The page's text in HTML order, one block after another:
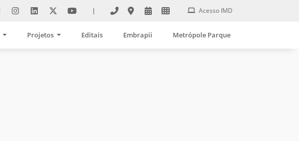
| Acesso IMD
Projetos Editais Embrapii Metrópole Parque